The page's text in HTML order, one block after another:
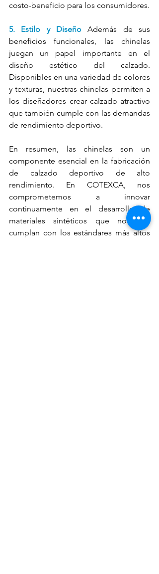
costo-beneficio para los consumidores.
5. Estilo y Diseño
Además de sus
beneficios funcionales, las chinelas
juegan un papel importante en el
diseño estético del calzado.
Disponibles en una variedad de colores
y texturas, nuestras chinelas permiten a
los diseñadores crear calzado atractivo
que también cumple con las demandas
de rendimiento deportivo.
En resumen, las chinelas son un
componente esencial en la fabricación
de calzado deportivo de alto
rendimiento. En COTEXCA, nos
comprometemos a innovar
continuamente en el desarrollo de
materiales sintéticos que no solo
cumplan con los estándares más altos